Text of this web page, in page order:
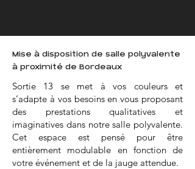
Mise à disposition de salle polyvalente
à proximité de Bordeaux
Sortie 13 se met à vos couleurs et
s’adapte à vos besoins en vous proposant
des prestations qualitatives et
imaginatives dans notre salle polyvalente.
Cet espace est pensé pour être
entièrement modulable en fonction de
votre événement et de la jauge attendue.